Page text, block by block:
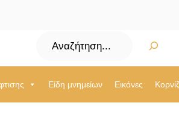
Αναζήτηση
Είδη μνημείων Εικόνες